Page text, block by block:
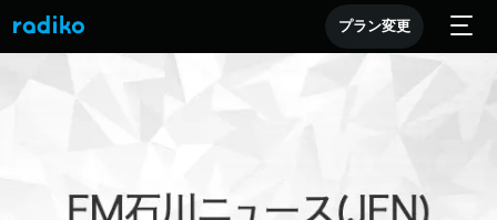
プラン変更